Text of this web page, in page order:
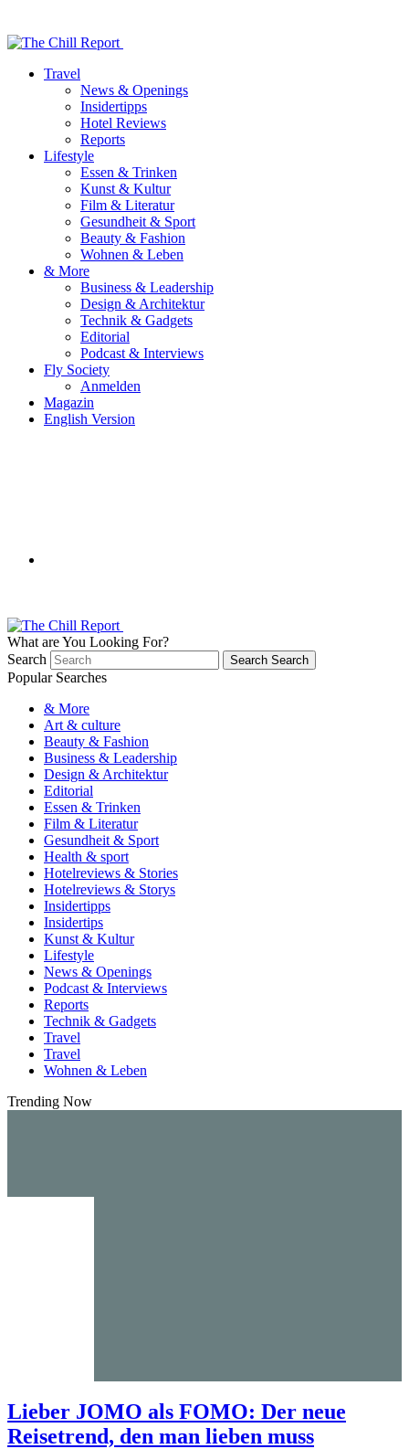
Travel
News & Openings
Insidertipps
Hotel Reviews
Reports
Lifestyle
Essen & Trinken
Kunst & Kultur
Film & Literatur
Gesundheit & Sport
Beauty & Fashion
Wohnen & Leben
& More
Business & Leadership
Design & Architektur
Technik & Gadgets
Editorial
Podcast & Interviews
Fly Society
Anmelden
Magazin
English Version
What are You Looking For?
Search
Search Search
Popular Searches
& More
Art & culture
Beauty & Fashion
Business & Leadership
Design & Architektur
Editorial
Essen & Trinken
Film & Literatur
Gesundheit & Sport
Health & sport
Hotelreviews & Stories
Hotelreviews & Storys
Insidertipps
Insidertips
Kunst & Kultur
Lifestyle
News & Openings
Podcast & Interviews
Reports
Technik & Gadgets
Travel
Travel
Wohnen & Leben
Trending Now
Lieber JOMO als FOMO: Der neue
Reisetrend, den man lieben muss